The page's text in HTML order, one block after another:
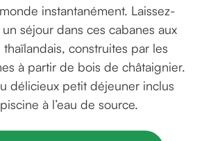
instantanément. Laissez-
séjour dans ces cabanes aux
construites par les
à partir de bois de châtaignier.
délicieux petit déjeuner inclus
à l’eau de source.